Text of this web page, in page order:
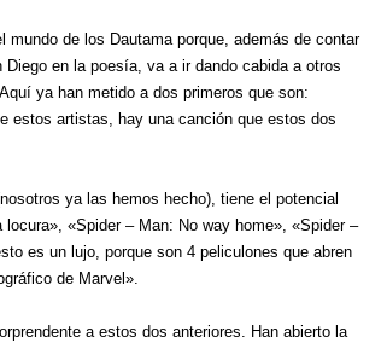
de los Dautama porque, además de contar
en la poesía, va a ir dando cabida a otros
ya han metido a dos primeros que son:
estos artistas, hay una canción que estos dos
ya las hemos hecho), tiene el potencial
«Spider – Man: No way home», «Spider –
es un lujo, porque son 4 peliculones que abren
de Marvel».
a estos dos anteriores. Han abierto la